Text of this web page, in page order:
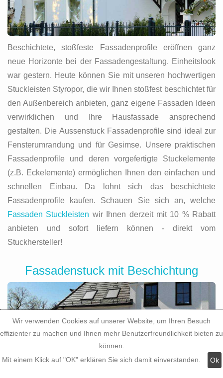
Beschichtete, stoßfeste Fassadenprofile eröffnen ganz
neue Horizonte bei der Fassadengestaltung. Einheitslook
war gestern. Heute können Sie mit unseren hochwertigen
Stuckleisten Styropor, die wir Ihnen stoßfest beschichtet für
den Außenbereich anbieten, ganz eigene Fassaden Ideen
verwirklichen und Ihre Hausfassade ansprechend
gestalten. Die Aussenstuck Fassadenprofile sind ideal zur
Fensterumrandung und für Gesimse. Unsere praktischen
Fassadenprofile und deren vorgefertigte Stuckelemente
(z.B. Eckelemente) ermöglichen Ihnen den einfachen und
schnellen Einbau. Da lohnt sich das beschichtete
Fassadenprofile kaufen. Schauen Sie sich an, welche
Fassaden Stuckleisten wir Ihnen derzeit mit 10 % Rabatt
anbieten und sofort liefern können - direkt vom
Stuckhersteller!
Fassadenstuck mit Beschichtung
Wir verwenden Cookies auf unserer Website, um Ihren Besuch
effizienter zu machen und Ihnen mehr Benutzerfreundlichkeit bieten zu
können.
Mit einem Klick auf "OK" erklären Sie sich damit einverstanden.
Ok